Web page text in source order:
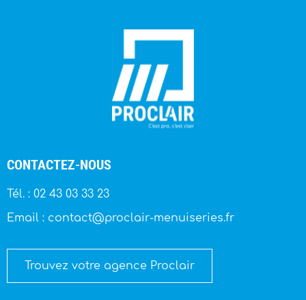
CONTACTEZ-NOUS
Tél. : 02 43 03 33 23
Email : contact@proclair-menuiseries.fr
Trouvez votre agence Proclair